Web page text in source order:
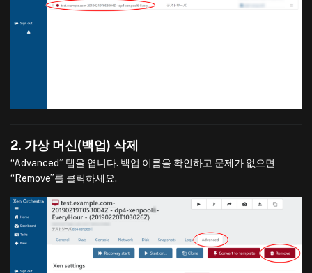
2. 가상 머신(백업) 삭제
“Advanced” 탭을 엽니다. 백업 이름을 확인하고 문제가 없으면
“Remove”를 클릭하세요.